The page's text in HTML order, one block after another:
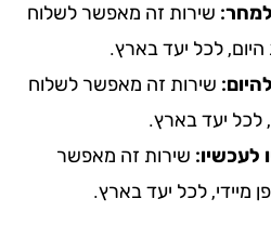
שירות זה מאפשר לשלוח
לכל יעד בארץ.
שירות זה מאפשר לשלוח
יעד בארץ.
שירות זה מאפשר
לכל יעד בארץ.